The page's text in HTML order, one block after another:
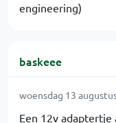
engineering)
baskeee
woensdag 13
Een 12v